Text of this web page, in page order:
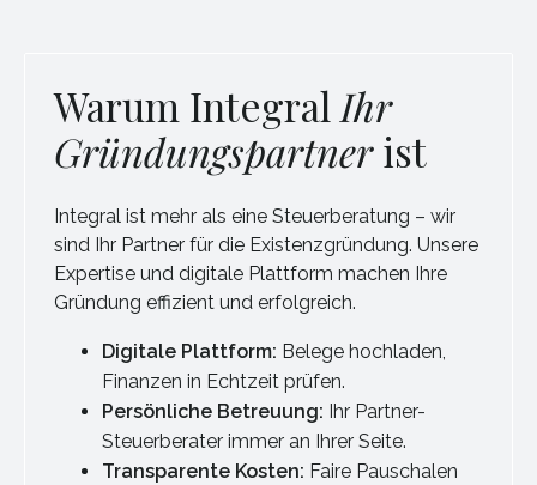
Warum Integral Ihr
Gründungspartnerist
Integral ist mehr als eine Steuerberatung – wir
sind Ihr Partner für die Existenzgründung. Unsere
Expertise und digitale Plattform machen Ihre
Gründung effizient und erfolgreich.
Digitale Plattform: Belege hochladen,
Finanzen in Echtzeit prüfen.
Persönliche Betreuung: Ihr Partner-
Steuerberater immer an Ihrer Seite.
Transparente Kosten: Faire Pauschalen